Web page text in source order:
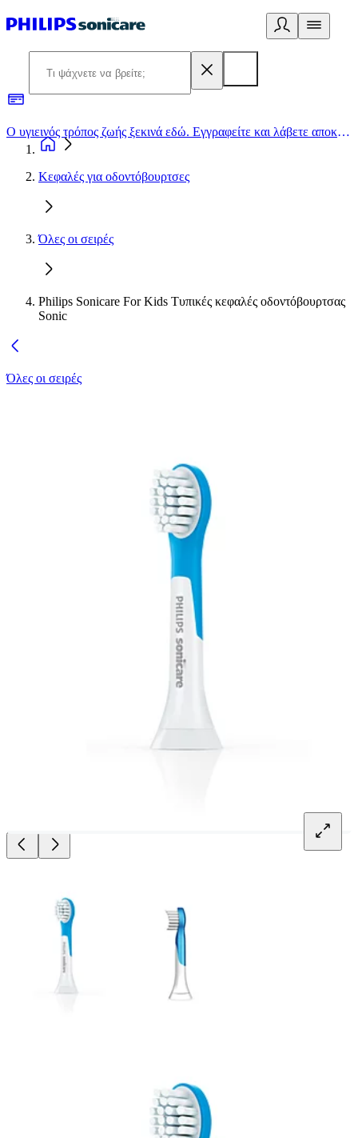
Ο υγιεινός τρόπος ζωής ξεκινά εδώ. Εγγραφείτε και λάβετε αποκλειστικές προσφορές
Κεφαλές για οδοντόβουρτσες
Όλες οι σειρές
Philips Sonicare For Kids Τυπικές κεφαλές οδοντόβουρτσας
Sonic
Όλες οι σειρές